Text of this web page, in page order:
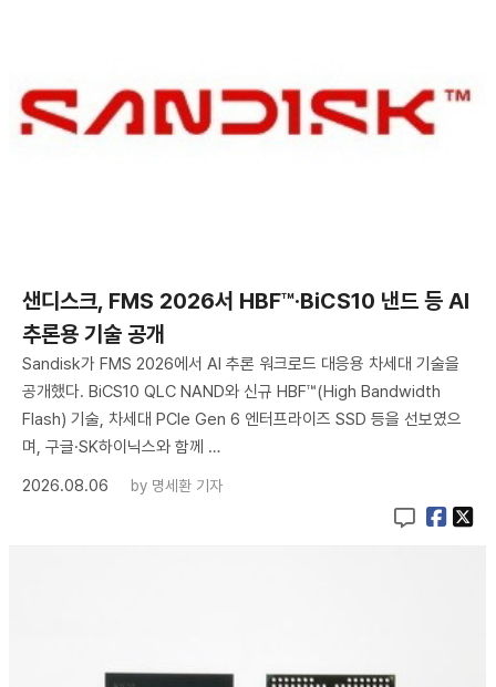
샌디스크, FMS 2026서 HBF™·BiCS10 낸드 등 AI
추론용 기술 공개
Sandisk가 FMS 2026에서 AI 추론 워크로드 대응용 차세대 기술을
공개했다. BiCS10 QLC NAND와 신규 HBF™(High Bandwidth
Flash) 기술, 차세대 PCIe Gen 6 엔터프라이즈 SSD 등을 선보였으
며, 구글·SK하이닉스와 함께 …
2026.08.06
by 명세환 기자